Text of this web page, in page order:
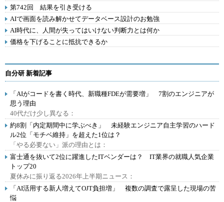
第742回 結果を引き受ける
AIで画面を読み解かせてデータベース設計のお勉強
AI時代に、人間が失ってはいけない判断力とは何か
価格を下げることに抵抗できるか
自分研 新着記事
「AIがコードを書く時代、新職種FDEが需要増」 7割のエンジニアが
思う理由
40代だけ少し異なる：
約8割「内定期間中に学ぶべき」 未経験エンジニア自主学習のハード
ル2位「モチベ維持」を超えた1位は？
「やる必要ない」派の理由とは：
富士通を抜いて2位に躍進したITベンダーは？ IT業界の就職人気企業
トップ20
夏休みに振り返る2026年上半期ニュース：
「AI活用する新人増えてOJT負担増」 複数の調査で露呈した現場の苦
悩